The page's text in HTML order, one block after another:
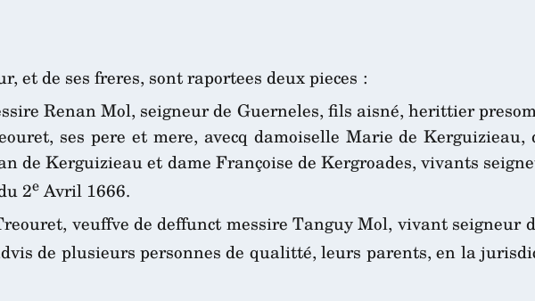
et de ses freres, sont raportees deux pieces :
Renan Mol, seigneur de Guerneles, fils aisné, herittier
ses pere et mere, avecq damoiselle Marie de Kerguizieau,
de Kerguizieau et dame Françoise de Kergroades, vivants
2eAvril 1666.
veuffve de deffunct messire Tanguy Mol, vivant seigneur
de plusieurs personnes de qualitté, leurs parents, en la